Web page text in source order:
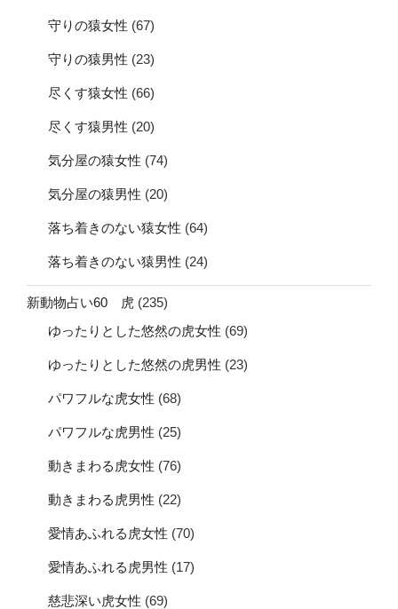
守りの猿女性 (67)
守りの猿男性 (23)
尽くす猿女性 (66)
尽くす猿男性 (20)
気分屋の猿女性 (74)
気分屋の猿男性 (20)
落ち着きのない猿女性 (64)
落ち着きのない猿男性 (24)
新動物占い60 虎 (235)
ゆったりとした悠然の虎女性 (69)
ゆったりとした悠然の虎男性 (23)
パワフルな虎女性 (68)
パワフルな虎男性 (25)
動きまわる虎女性 (76)
動きまわる虎男性 (22)
愛情あふれる虎女性 (70)
愛情あふれる虎男性 (17)
慈悲深い虎女性 (69)